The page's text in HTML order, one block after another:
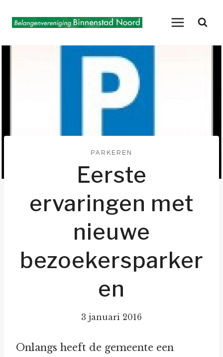
naar
PARKEREN
Eerste
ervaringen met
nieuwe
bezoekersparker
en
3 januari 2016
Onlangs heeft de gemeente een